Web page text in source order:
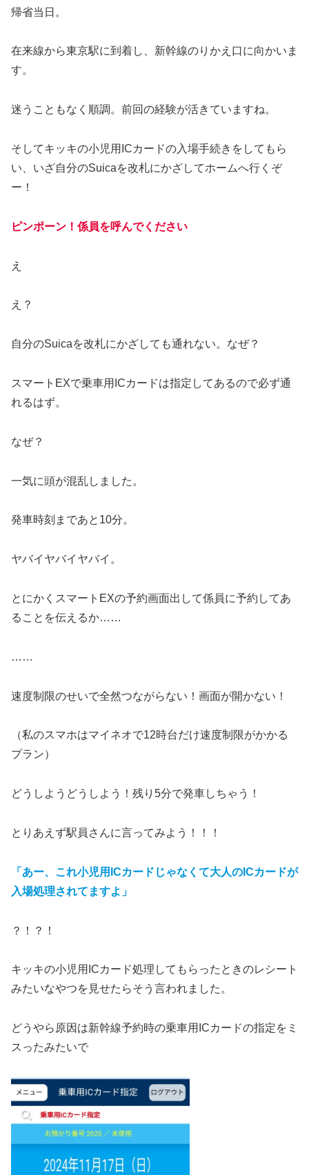
帰省当日。
在来線から東京駅に到着し、新幹線のりかえ口に向かいま
す。
迷うこともなく順調。前回の経験が活きていますね。
そしてキッキの小児用ICカードの入場手続きをしてもら
い、いざ自分のSuicaを改札にかざしてホームへ行くぞ
ー！
ピンポーン！係員を呼んでください
え
え？
自分のSuicaを改札にかざしても通れない。なぜ？
スマートEXで乗車用ICカードは指定してあるので必ず通
れるはず。
なぜ？
一気に頭が混乱しました。
発車時刻まであと10分。
ヤバイヤバイヤバイ。
とにかくスマートEXの予約画面出して係員に予約してあ
ることを伝えるか……
……
速度制限のせいで全然つながらない！画面が開かない！
（私のスマホはマイネオで12時台だけ速度制限がかかる
プラン）
どうしようどうしよう！残り5分で発車しちゃう！
とりあえず駅員さんに言ってみよう！！！
「あー、これ小児用ICカードじゃなくて大人のICカードが
入場処理されてますよ」
？！？！
キッキの小児用ICカード処理してもらったときのレシート
みたいなやつを見せたらそう言われました。
どうやら原因は新幹線予約時の乗車用ICカードの指定をミ
スったみたいで